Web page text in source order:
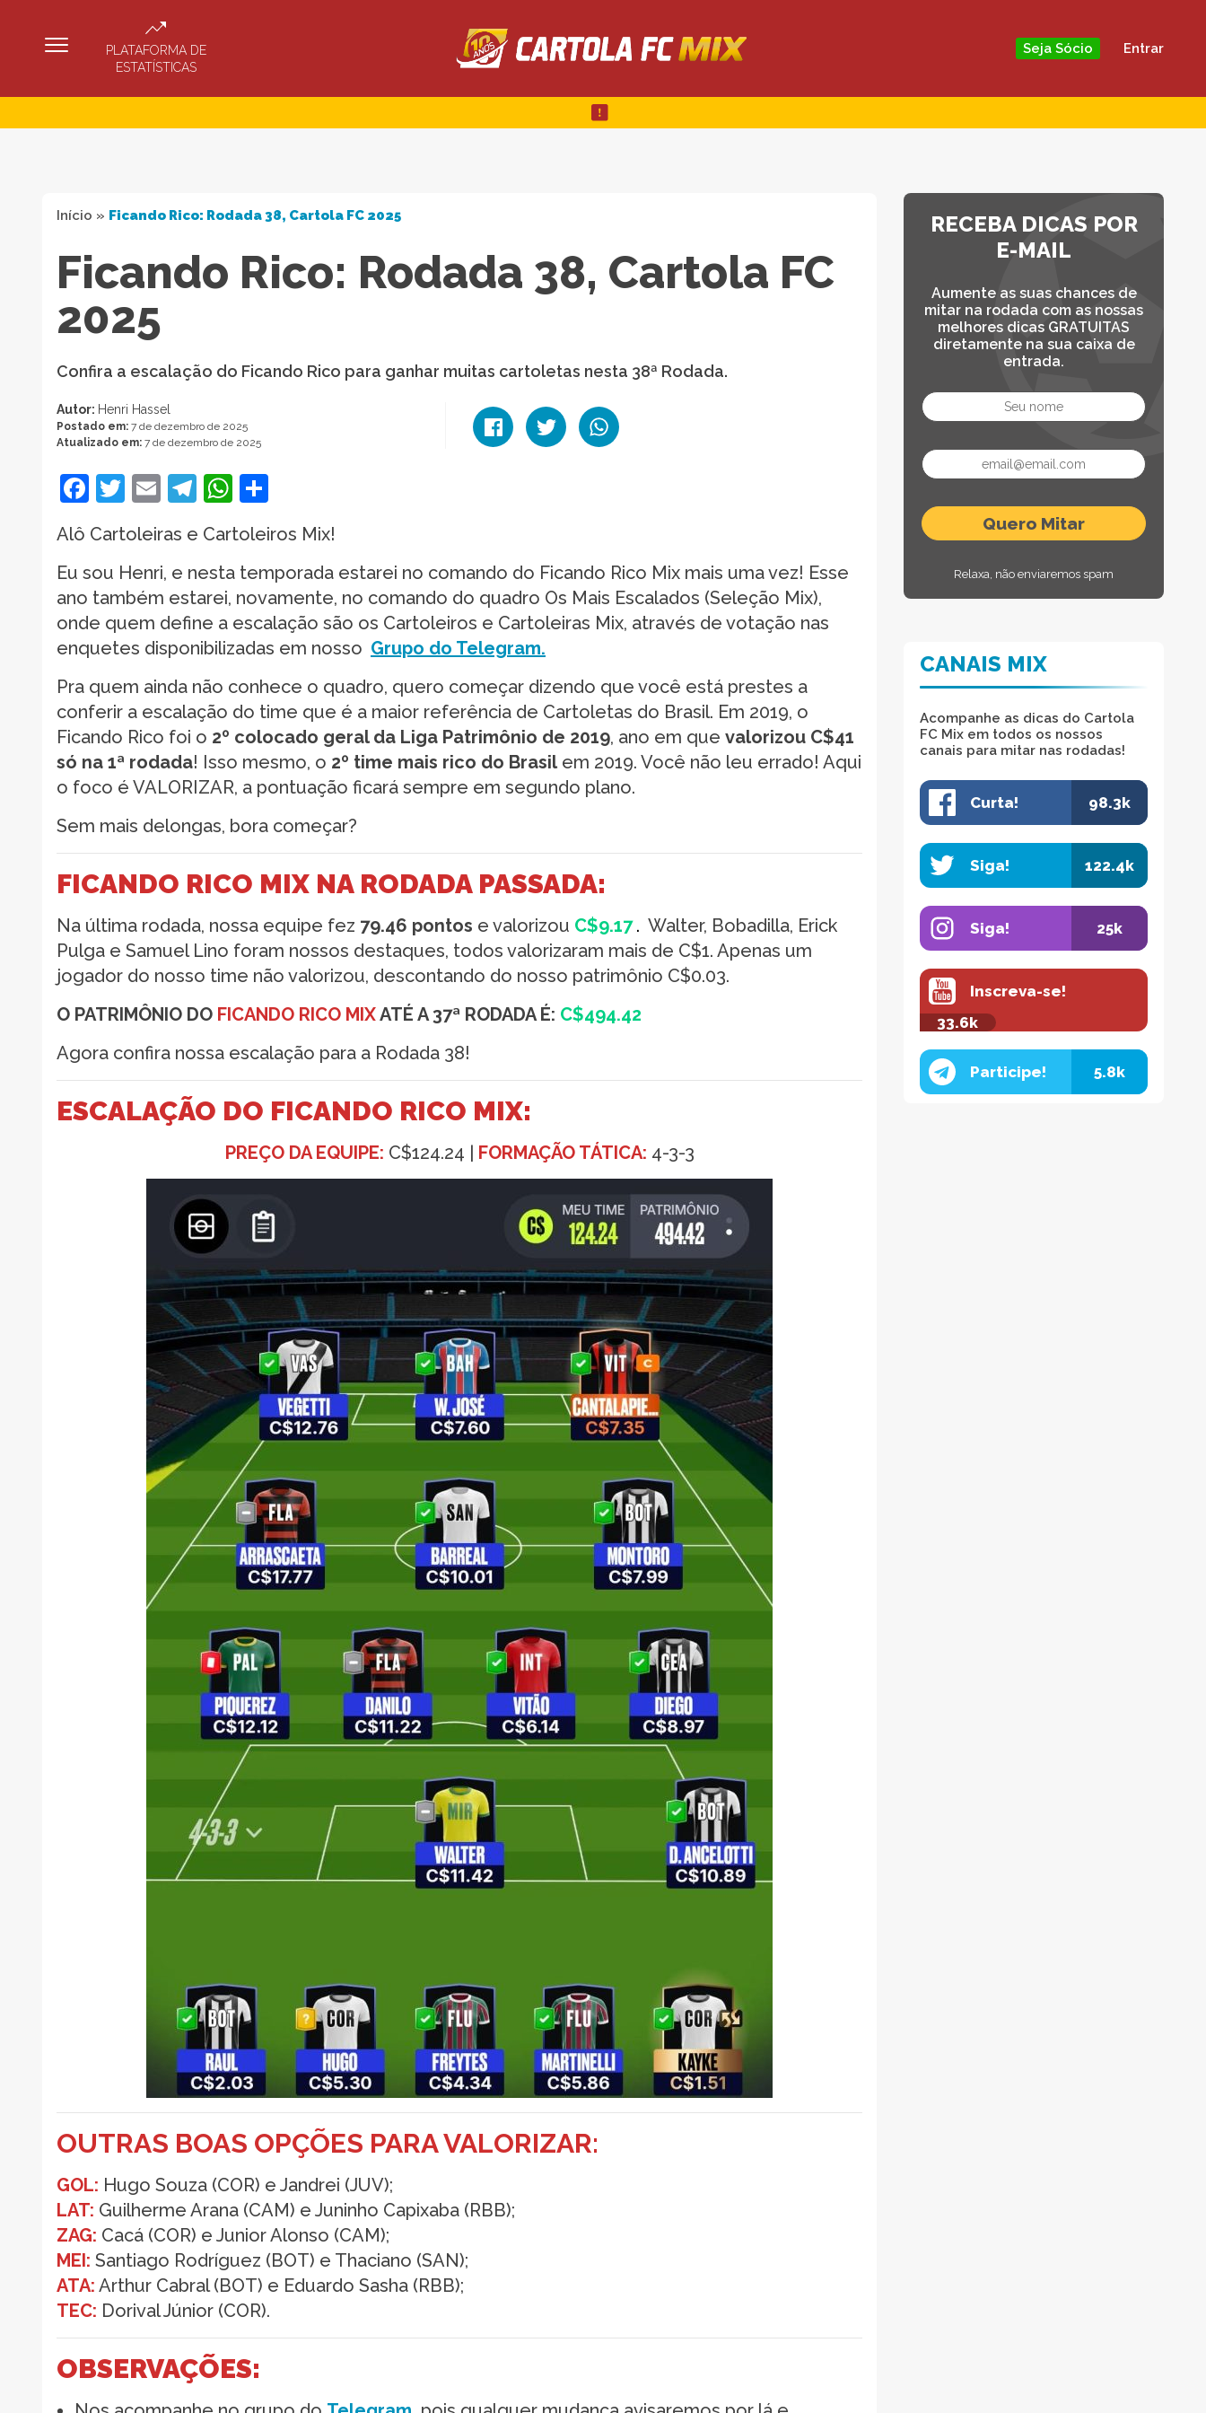
PLATAFORMA DE
ESTATÍSTICAS
Seja Sócio Entrar
Início » Ficando Rico: Rodada 38, Cartola FC 2025
Ficando Rico: Rodada 38, Cartola FC
2025
Confira a escalação do Ficando Rico para ganhar muitas cartoletas nesta 38ª Rodada.
Autor: Henri Hassel
Postado em: 7 de dezembro de 2025
Atualizado em: 7 de dezembro de 2025
Facebook
Twitter
EmailTelegram
WhatsApp
Alô Cartoleiras e Cartoleiros Mix!
Eu sou Henri, e nesta temporada estarei no comando do Ficando Rico Mix mais uma vez! Esse
ano também estarei, novamente, no comando do quadro Os Mais Escalados (Seleção Mix),
onde quem define a escalação são os Cartoleiros e Cartoleiras Mix, através de votação nas
enquetes disponibilizadas em nosso Grupo do Telegram.
Pra quem ainda não conhece o quadro, quero começar dizendo que você está prestes a
conferir a escalação do time que é a maior referência de Cartoletas do Brasil. Em 2019, o
Ficando Rico foi o 2º colocado geral da Liga Patrimônio de 2019, ano em que valorizou C$41
só na 1ª rodada! Isso mesmo, o 2º time mais rico do Brasil em 2019. Você não leu errado! Aqui
o foco é VALORIZAR, a pontuação ficará sempre em segundo plano.
Sem mais delongas, bora começar?
FICANDO RICO MIX NA RODADA PASSADA:
Na última rodada, nossa equipe fez 79.46 pontos e valorizou C$9.17 . Walter, Bobadilla, Erick
Pulga e Samuel Lino foram nossos destaques, todos valorizaram mais de C$1. Apenas um
jogador do nosso time não valorizou, descontando do nosso patrimônio C$0.03.
O PATRIMÔNIO DO FICANDO RICO MIXATÉ A 37ª RODADA É: C$494.42
Agora confira nossa escalação para a Rodada 38!
ESCALAÇÃO DO FICANDO RICO MIX:
PREÇO DA EQUIPE: C$124.24 | FORMAÇÃO TÁTICA: 4-3-3
OUTRAS BOAS OPÇÕES PARA VALORIZAR:
GOL: Hugo Souza (COR) e Jandrei (JUV);
LAT: Guilherme Arana (CAM) e Juninho Capixaba (RBB);
ZAG: Cacá (COR) e Junior Alonso (CAM);
MEI: Santiago Rodríguez (BOT) e Thaciano (SAN);
ATA: Arthur Cabral (BOT) e Eduardo Sasha (RBB);
TEC: Dorival Júnior (COR).
OBSERVAÇÕES:
RECEBA DICAS POR
E-MAIL
Aumente as suas chances de
mitar na rodada com as nossas
melhores dicas GRATUITAS
diretamente na sua caixa de
entrada.
Relaxa, não enviaremos spam
CANAIS MIX
Acompanhe as dicas do Cartola
FC Mix em todos os nossos
canais para mitar nas rodadas!
Curta! 98.3k
Siga! 122.4k
Siga! 25k
Inscreva-se!
33.6k
Participe! 5.8k